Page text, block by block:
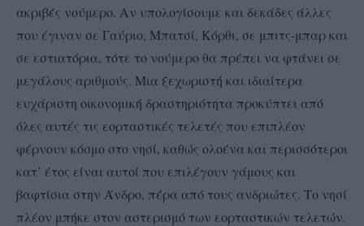
ακριβές νούμερο. Αν υπολογίσουμε και δεκάδες άλλες
που έγιναν σε Γαύριο, Μπατσί, Κόρθι, σε μπιτς-μπαρ και
σε εστιατόρια, τότε το νούμερο θα πρέπει να φτάνει σε
μεγάλους αριθμούς. Μια ξεχωριστή και ιδιαίτερα
ευχάριστη οικονομική δραστηριότητα προκύπτει από
όλες αυτές τις εορταστικές τελετές που επιπλέον
φέρνουν κόσμο στο νησί, καθώς ολοένα και περισσότεροι
κατ’ έτος είναι αυτοί που επιλέγουν γάμους και
βαφτίσια στην Άνδρο, πέρα από τους ανδριώτες. Το νησί
πλέον μπήκε στον αστερισμό των εορταστικών τελετών.